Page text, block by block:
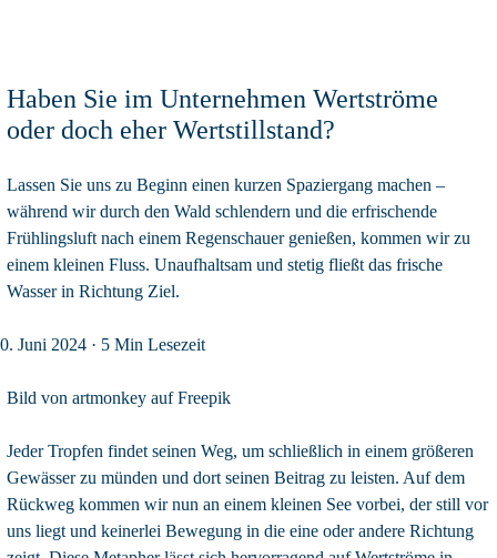
Haben Sie im Unternehmen Wertströme
oder doch eher Wertstillstand?
Lassen Sie uns zu Beginn einen kurzen Spaziergang machen –
während wir durch den Wald schlendern und die erfrischende
Frühlingsluft nach einem Regenschauer genießen, kommen wir zu
einem kleinen Fluss. Unaufhaltsam und stetig fließt das frische
Wasser in Richtung Ziel.
Juni 2024 · 5 Min Lesezeit
Bild von artmonkey auf Freepik
Jeder Tropfen findet seinen Weg, um schließlich in einem größeren
Gewässer zu münden und dort seinen Beitrag zu leisten. Auf dem
Rückweg kommen wir nun an einem kleinen See vorbei, der still vor
uns liegt und keinerlei Bewegung in die eine oder andere Richtung